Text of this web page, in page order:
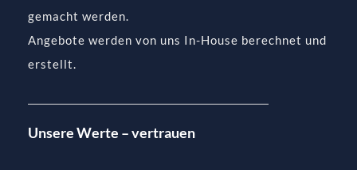
gemacht werden.
Angebote werden von uns In-House berechnet und
erstellt.
Unsere Werte – vertrauen